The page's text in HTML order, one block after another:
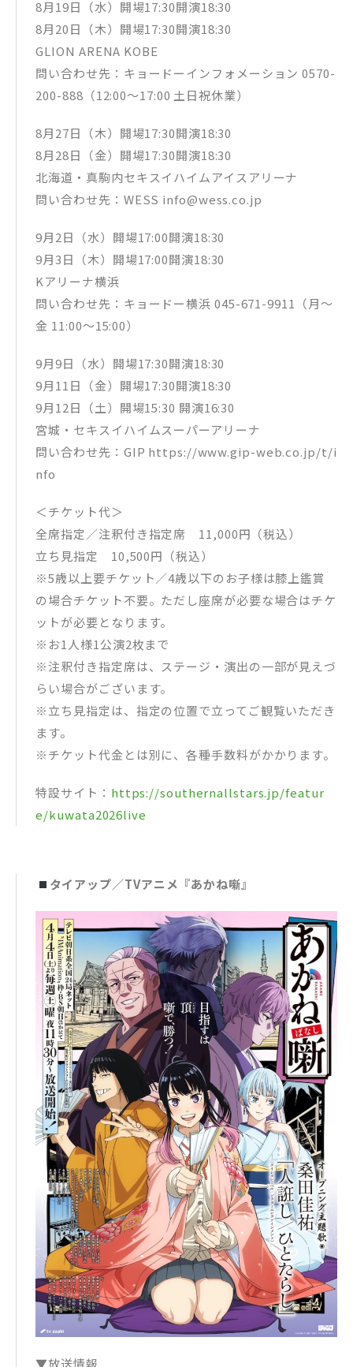
8月19日（水）開場17:30開演18:30
8月20日（木）開場17:30開演18:30
GLION ARENA KOBE
問い合わせ先：キョードーインフォメーション 0570-
200-888（12:00～17:00 土日祝休業）
8月27日（木）開場17:30開演18:30
8月28日（金）開場17:30開演18:30
北海道・真駒内セキスイハイムアイスアリーナ
問い合わせ先：WESS info@wess.co.jp
9月2日（水）開場17:00開演18:30
9月3日（木）開場17:00開演18:30
Kアリーナ横浜
問い合わせ先：キョードー横浜 045-671-9911（月～
金 11:00～15:00）
9月9日（水）開場17:30開演18:30
9月11日（金）開場17:30開演18:30
9月12日（土）開場15:30 開演16:30
宮城・セキスイハイムスーパーアリーナ
問い合わせ先：GIP https://www.gip-web.co.jp/t/i
nfo
＜チケット代＞
全席指定／注釈付き指定席 11,000円（税込）
立ち見指定 10,500円（税込）
※5歳以上要チケット／4歳以下のお子様は膝上鑑賞
の場合チケット不要。ただし座席が必要な場合はチケ
ットが必要となります。
※お1人様1公演2枚まで
※注釈付き指定席は、ステージ・演出の一部が見えづ
らい場合がございます。
※立ち見指定は、指定の位置で立ってご観覧いただき
ます。
※チケット代金とは別に、各種手数料がかかります。
特設サイト： https://southernallstars.jp/featur
e/kuwata2026live
タイアップ／TVアニメ『あかね噺』